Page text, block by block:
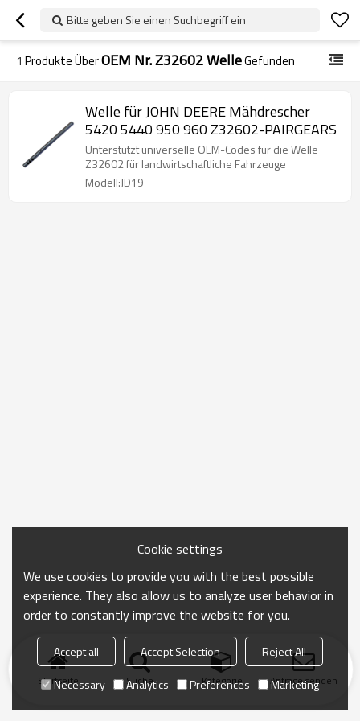
Bitte geben Sie einen Suchbegriff ein
1 Produkte ÜberOEM Nr. Z32602 WelleGefunden
Welle für JOHN DEERE Mähdrescher
5420 5440 950 960 Z32602-PAIRGEARS
Unterstützt universelle OEM-Codes für die Welle
Z32602 für landwirtschaftliche Fahrzeuge
Modell:JD19
Startseite Suche Kategorie Anfrage senden
Cookie settings
We use cookies to provide you with the best possible
experience. They also allow us to analyze user behavior in
order to constantly improve the website for you.
Accept all Accept Selection
Reject All
Necessary
Analytics Preferences Marketing